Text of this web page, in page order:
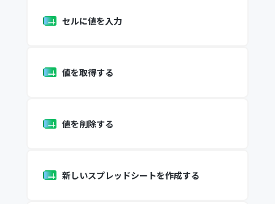
セルに値を入力
値を取得する
値を削除する
新しいスプレッドシートを作成する